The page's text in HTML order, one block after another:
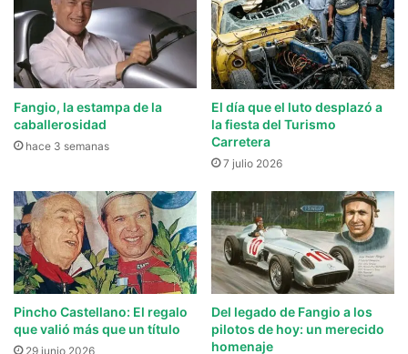
Fangio, la estampa de la
caballerosidad
hace 3 semanas
El día que el luto desplazó a
la fiesta del Turismo
Carretera
7 julio 2026
Pincho Castellano: El regalo
que valió más que un título
29 junio 2026
Del legado de Fangio a los
pilotos de hoy: un merecido
homenaje